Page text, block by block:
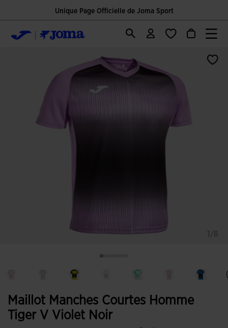
Unique Page Officielle de Joma Sport
Maillot Manches Courtes Homme
Tiger V Violet Noir